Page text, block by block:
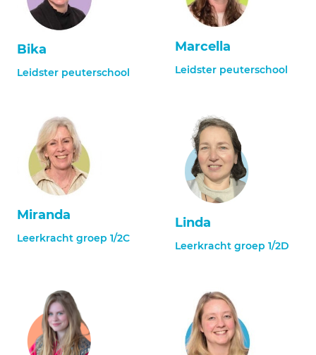
Bika
Leidster peuterschool
Marcella
Leidster peuterschool
Miranda
Leerkracht groep 1/2C
Linda
Leerkracht groep 1/2D